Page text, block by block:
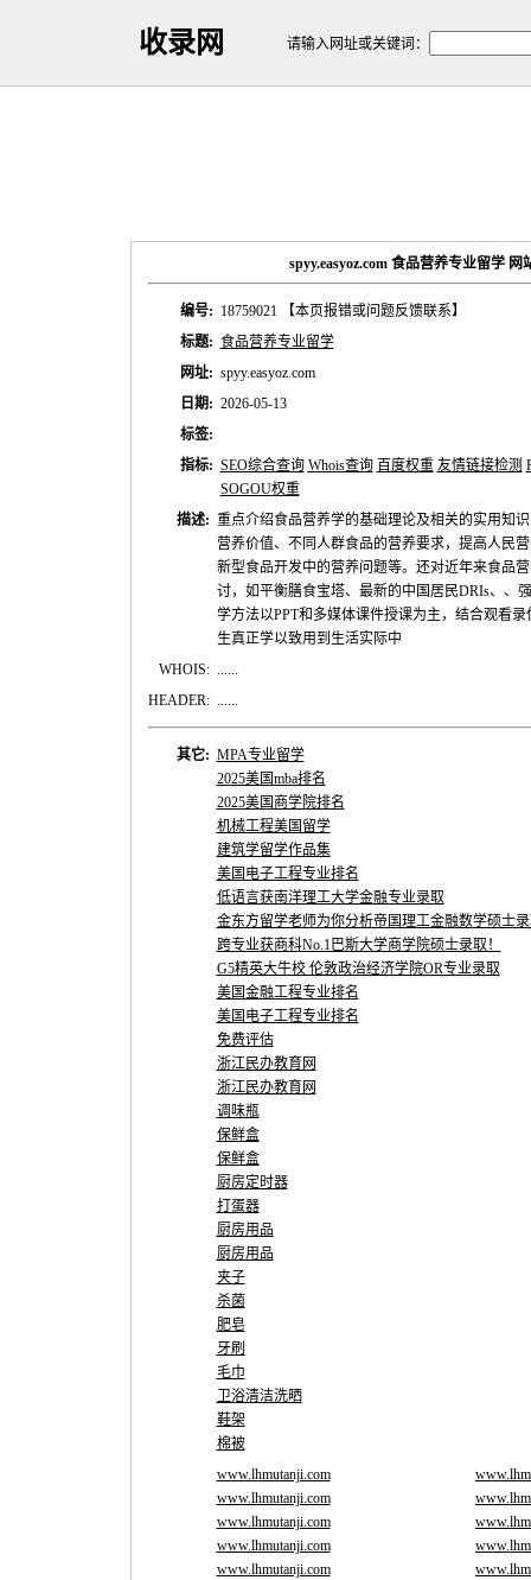
收录网 请输入网址或关键词：
spyy.easyoz.com 食品营养专业留学 网
编号: 18759021
【本页报错或问题反馈联系】
标题: 食品营养专业留学
网址: spyy.easyoz.com
日期: 2026-05-13
标签:
指标: SEO综合查询 Whois查询 百度权重 友情链接检测
SOGOU权重
描述: 重点介绍食品营养学的基础理论及相关的实用知
营养价值、不同人群食品的营养要求，提高人民
新型食品开发中的营养问题等。还对近年来食品
讨，如平衡膳食宝塔、最新的中国居民DRIs、、
学方法以PPT和多媒体课件授课为主，结合观看
生真正学以致用到生活实际中
WHOIS: ......
HEADER: ......
其它: MPA专业留学
2025美国mba排名
2025美国商学院排名
机械工程美国留学
建筑学留学作品集
美国电子工程专业排名
低语言获南洋理工大学金融专业录取
金东方留学老师为你分析帝国理工金融数学硕士
跨专业获商科No.1巴斯大学商学院硕士录取！
G5精英大牛校 伦敦政治经济学院OR专业录取
美国金融工程专业排名
美国电子工程专业排名
免费评估
浙江民办教育网
浙江民办教育网
调味瓶
保鲜盒
保鲜盒
厨房定时器
打蛋器
厨房用品
厨房用品
夹子
杀菌
肥皂
牙刷
毛巾
卫浴清洁洗晒
鞋架
棉被
www.lhmutanji.com
www.lhmutanji.com
www.lhmutanji.com
www.lhmutanji.com
www.lhmutanji.com